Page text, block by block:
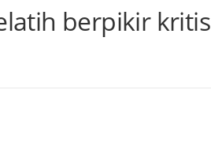
berpikir kritis